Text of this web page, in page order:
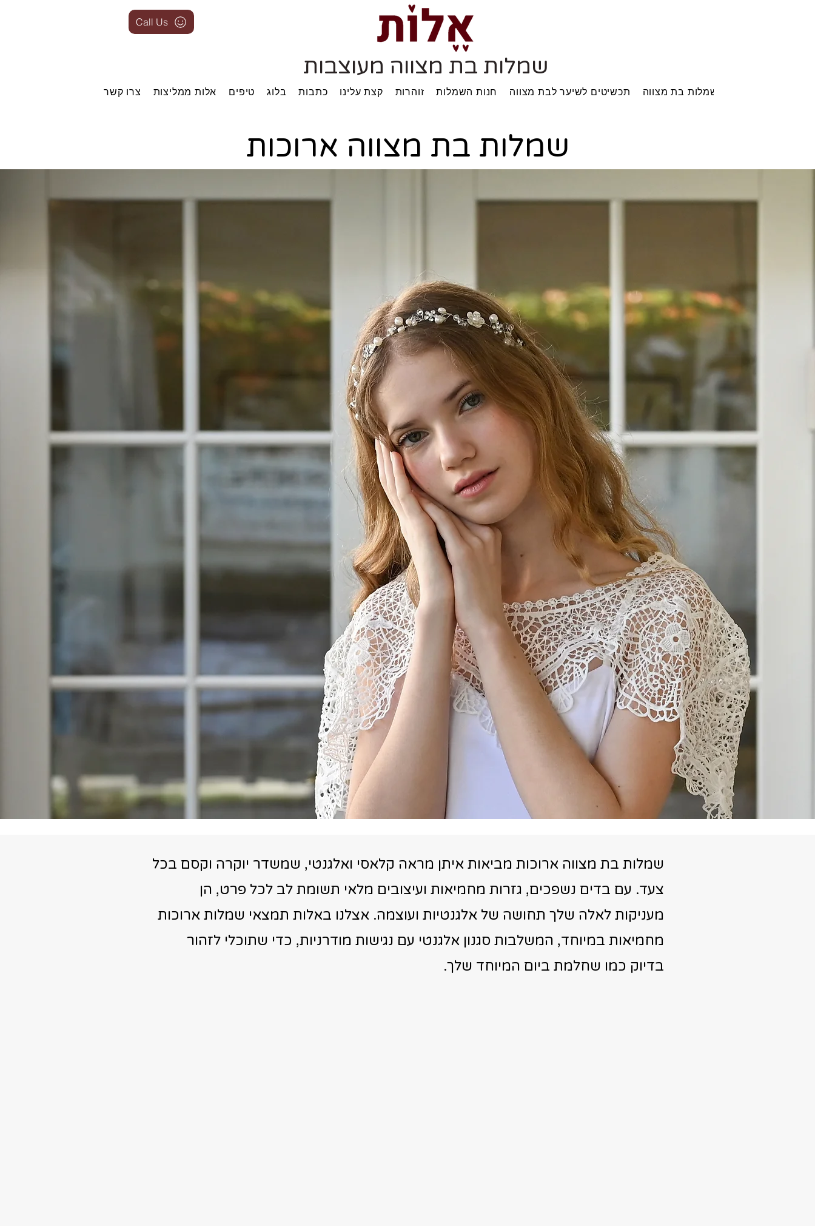
Call Us
שמלות בת מצווה מעוצבות
שמלות בת מצווה תכשיטים לשיער לבת מצווה חנות השמלות זוהרות קצת עלינו כתבות בלוג טיפים אלות ממליצות צרו קשר
שמלות בת מצווה ארוכות
שמלות בת מצווה ארוכות מביאות איתן מראה קלאסי ואלגנטי, שמשדר יוקרה וקסם בכל
צעד. עם בדים נשפכים, גזרות מחמיאות ועיצובים מלאי תשומת לב לכל פרט, הן
מעניקות לאלה שלך תחושה של אלגנטיות ועוצמה. אצלנו באלות תמצאי שמלות ארוכות
מחמיאות במיוחד, המשלבות סגנון אלגנטי עם נגישות מודרניות, כדי שתוכלי לזהור
בדיוק כמו שחלמת ביום המיוחד שלך.